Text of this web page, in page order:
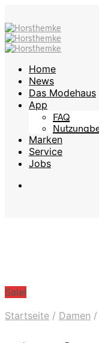
Home
News
Das Modehaus
App
FAQ
Marken
Service
Jobs
Sale!
Startseite / Damen /